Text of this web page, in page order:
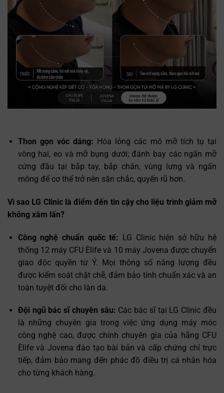
Thon gọn vóc dáng: Hóa lỏng các mô mỡ tích tụ tại
vòng hai, eo và mỡ bụng dưới; đánh bay các ngấn mỡ
cứng đầu tại bắp tay, bắp chân, vùng lưng và ngấn
mông để cơ thể trở nên săn chắc, quyến rũ hơn.
Vì sao LG Clinic là điểm đến tin cậy cho liệu trình giảm mỡ
không xâm lấn?
Công nghệ chuẩn quốc tế: LG Clinic hiện sở hữu hệ
thống 12 máy CFU Èlife và 10 máy Jovena được chuyển
giao độc quyền từ Ý. Mọi thông số năng lượng đều
được kiểm soát chặt chẽ, đảm bảo tính chuẩn xác và an
toàn tuyệt đối cho làn da.
Đội ngũ bác sĩ chuyên sâu: Các bác sĩ tại LG Clinic đều
là những chuyên gia trong việc ứng dụng máy móc
công nghệ cao, được chính chuyên gia của hãng CFU
Èlife và Jovena đào tạo bài bản và cấp chứng chỉ trực
tiếp, đảm bảo mang đến phác đồ điều trị cá nhân hóa
cho từng khách hàng.